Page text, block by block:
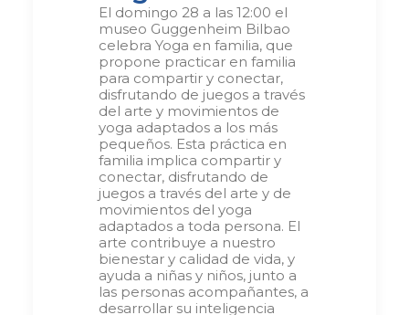
El domingo 28 a las 12:00 el
museo Guggenheim Bilbao
celebra Yoga en familia, que
propone practicar en familia
para compartir y conectar,
disfrutando de juegos a través
del arte y movimientos de
yoga adaptados a los más
pequeños. Esta práctica en
familia implica compartir y
conectar, disfrutando de
juegos a través del arte y de
movimientos del yoga
adaptados a toda persona. El
arte contribuye a nuestro
bienestar y calidad de vida, y
ayuda a niñas y niños, junto a
las personas acompañantes, a
desarrollar su inteligencia